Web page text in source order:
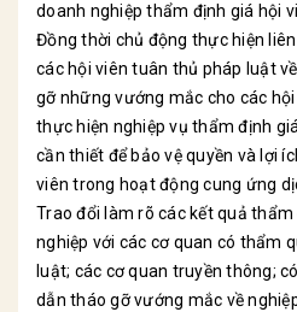
doanh nghiệp thẩm định giá hội
Đồng thời chủ động thực hiện
các hội viên tuân thủ pháp luật
gỡ những vướng mắc cho các
thực hiện nghiệp vụ thẩm định
cần thiết để bảo vệ quyền và lợi
viên trong hoạt động cung ứng
Trao đổi làm rõ các kết quả
nghiệp với các cơ quan có thẩm
luật; các cơ quan truyền thông;
dẫn tháo gỡ vướng mắc về